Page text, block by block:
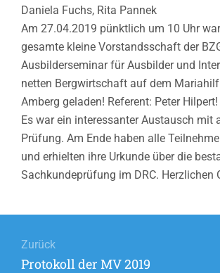
Daniela Fuchs, Rita Pannek
Am 27.04.2019 pünktlich um 10 Uhr
gesamte kleine Vorstandsschaft der
Ausbilderseminar für Ausbilder und
netten Bergwirtschaft auf dem
Amberg geladen! Referent: Peter Hilpert!
Es war ein interessanter Austausch mit
Prüfung. Am Ende haben alle
und erhielten ihre Urkunde über die
Sachkundeprüfung im DRC. Herzlichen
Zurück
Vorheriger
Protokoll der MV 2019